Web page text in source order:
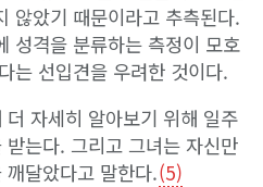
않았기 때문이라고 추측된다.
성격을 분류하는 측정이 모호
는 선입견을 우려한 것이다.
자세히 알아보기 위해 일주
는다. 그리고 그녀는 자신만
달았다고 말한다.(5)